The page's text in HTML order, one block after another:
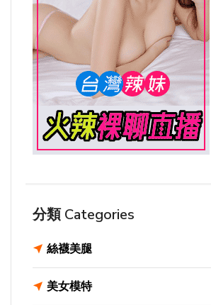
分類 Categories
絲襪美腿
美女模特